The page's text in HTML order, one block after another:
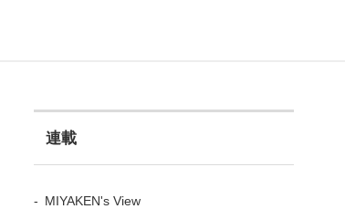
連載
MIYAKEN's View